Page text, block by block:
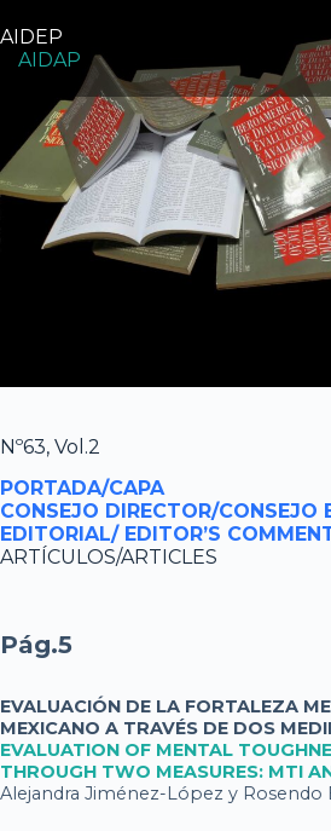
para
conteúdo
AIDEP
AIDAP
Nº63, Vol.2
PORTADA/CAPA
CONSEJO DIRECTOR/CONSEJO
EDITORIAL/ EDITOR’S
ARTÍCULOS/ARTICLES
Pág.5
EVALUACIÓN DE LA FORTALEZA
MEXICANO A TRAVÉS DE DOS
EVALUATION OF MENTAL
THROUGH TWO MEASURES: MTI
Alejandra Jiménez-López y Rosendo